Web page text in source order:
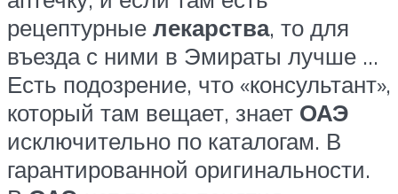
рецептурные лекарства, то для
въезда с ними в Эмираты лучше …
Есть подозрение, что «консультант»,
который там вещает, знает ОАЭ
исключительно по каталогам. В
гарантированной оригинальности.